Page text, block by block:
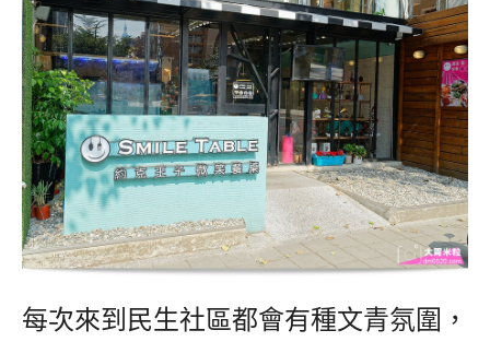
每次來到民生社區都會有種文青氛圍，